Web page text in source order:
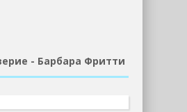
- Барбара Фритти